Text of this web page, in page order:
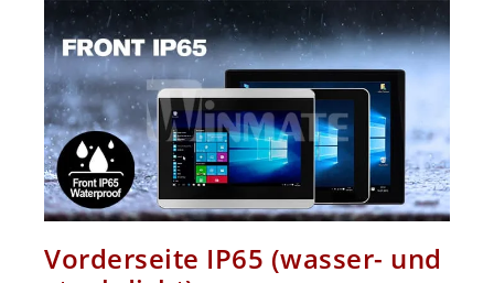
Vorderseite IP65 (wasser- und